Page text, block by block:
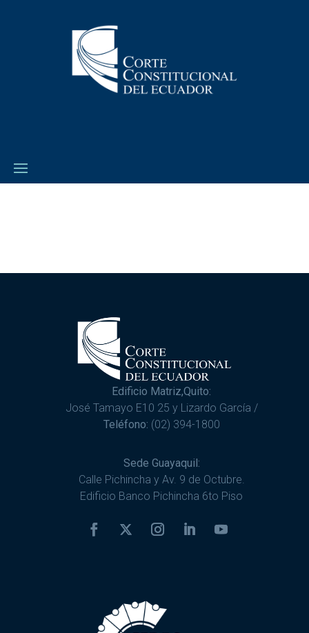
Edificio Matriz,Quito:
José Tamayo E10 25 y Lizardo García /
Teléfono: (02) 394-1800
Sede Guayaquil:
Calle Pichincha y Av. 9 de Octubre.
Edificio Banco Pichincha 6to Piso